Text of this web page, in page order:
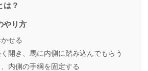
は？
やり方
せる
開き、馬に内側に踏み込んでもらう
内側の手綱を固定する